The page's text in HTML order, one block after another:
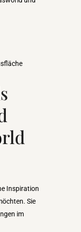
Inspiration
Sie
im